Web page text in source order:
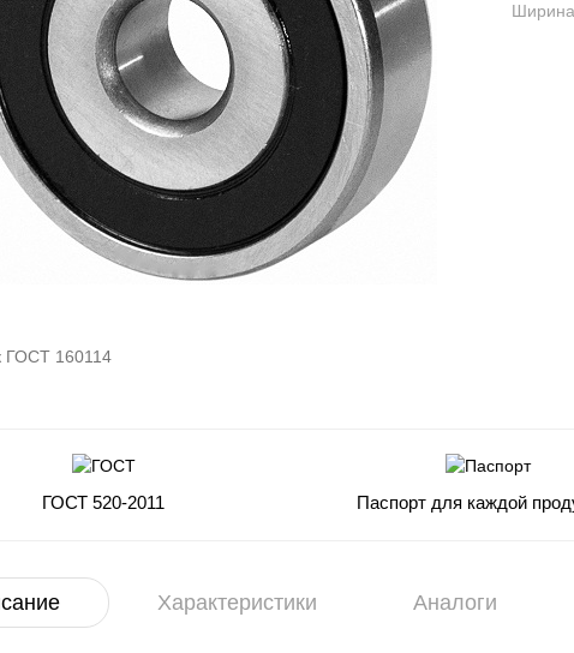
ГОСТ 160114
ГОСТ 520-2011 Паспорт для каждой
Характеристики Аналоги